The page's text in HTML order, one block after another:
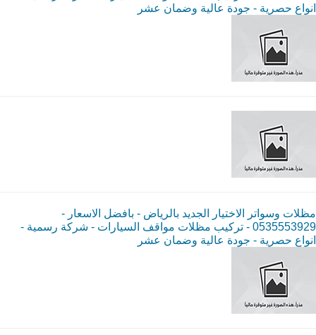
انواع حصرية - جودة عالية وضمان عشر
مظلات وسواتر الاختيار الجديد بالرياض - بافضل الاسعار -
0535553929 - تركيب مظلات مواقف السيارات - شركة رسمية -
انواع حصرية - جودة عالية وضمان عشر